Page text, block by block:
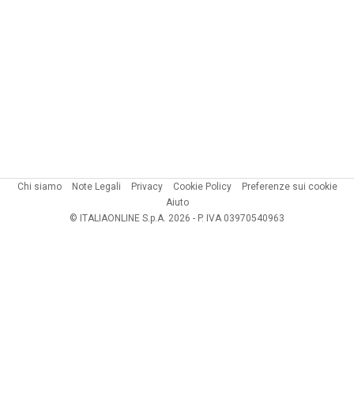
Chi siamo Note Legali Privacy Cookie Policy
Preferenze sui cookie
Aiuto
© ITALIAONLINE S.p.A. 2026 - P. IVA 03970540963